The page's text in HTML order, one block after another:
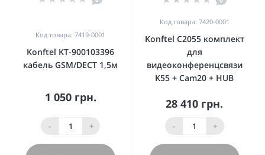
Код товара: 7419-0001
Konftel KT-900103396
кабель GSM/DECT 1,5м
1 050 грн.
- +
Код товара: 7420-0001
Konftel C2055 комплект
для
видеоконференцсвязи
K55 + Cam20 + HUB
28 410 грн.
- +